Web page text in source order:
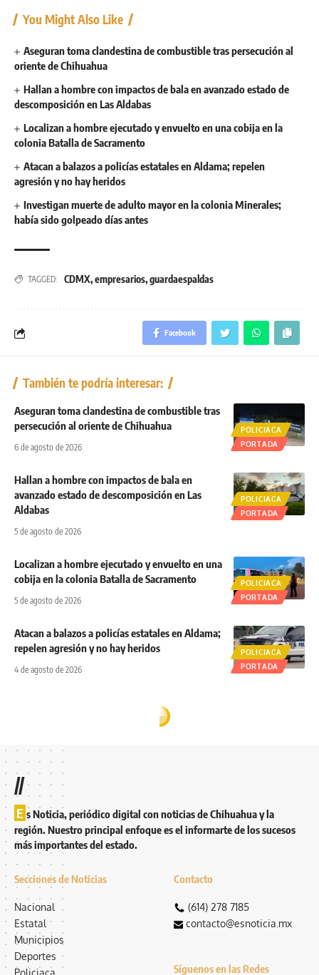
You Might Also Like
Aseguran toma clandestina de combustible tras persecución al
oriente de Chihuahua
Hallan a hombre con impactos de bala en avanzado estado de
descomposición en Las Aldabas
Localizan a hombre ejecutado y envuelto en una cobija en la
colonia Batalla de Sacramento
Atacan a balazos a policías estatales en Aldama; repelen
agresión y no hay heridos
Investigan muerte de adulto mayor en la colonia Minerales;
había sido golpeado días antes
TAGGED: CDMX,empresarios,guardaespaldas
Facebook
También te podría interesar:
POLICIACA
PORTADA
Aseguran toma clandestina de combustible tras
persecución al oriente de Chihuahua
6 de agosto de 2026
POLICIACA
PORTADA
Hallan a hombre con impactos de bala en
avanzado estado de descomposición en Las
Aldabas
5 de agosto de 2026
POLICIACA
PORTADA
Localizan a hombre ejecutado y envuelto en una
cobija en la colonia Batalla de Sacramento
5 de agosto de 2026
POLICIACA
PORTADA
Atacan a balazos a policías estatales en Aldama;
repelen agresión y no hay heridos
4 de agosto de 2026
//
E s Noticia, periódico digital con noticias de Chihuahua y la
región. Nuestro principal enfoque es el informarte de los sucesos
más importantes del estado.
Secciones de Noticias
Nacional
Estatal
Municipios
Deportes
Policiaca
Contacto
(614) 278 7185
contacto@esnoticia.mx
Síguenos en las Redes